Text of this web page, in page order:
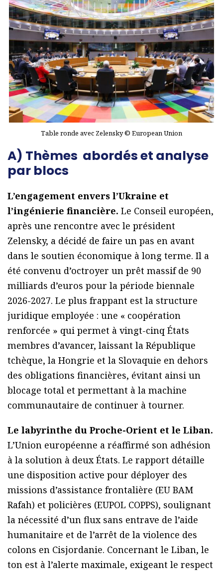
Table ronde avec Zelensky © European Union
A) Thèmes abordés et analyse
par blocs
L’engagement envers l’Ukraine et
l’ingénierie financière. Le Conseil européen,
après une rencontre avec le président
Zelensky, a décidé de faire un pas en avant
dans le soutien économique à long terme. Il a
été convenu d’octroyer un prêt massif de 90
milliards d’euros pour la période biennale
2026-2027. Le plus frappant est la structure
juridique employée : une « coopération
renforcée » qui permet à vingt-cinq États
membres d’avancer, laissant la République
tchèque, la Hongrie et la Slovaquie en dehors
des obligations financières, évitant ainsi un
blocage total et permettant à la machine
communautaire de continuer à tourner.
Le labyrinthe du Proche-Orient et le Liban.
L’Union européenne a réaffirmé son adhésion
à la solution à deux États. Le rapport détaille
une disposition active pour déployer des
missions d’assistance frontalière (EU BAM
Rafah) et policières (EUPOL COPPS), soulignant
la nécessité d’un flux sans entrave de l’aide
humanitaire et de l’arrêt de la violence des
colons en Cisjordanie. Concernant le Liban, le
ton est à l’alerte maximale, exigeant le respect